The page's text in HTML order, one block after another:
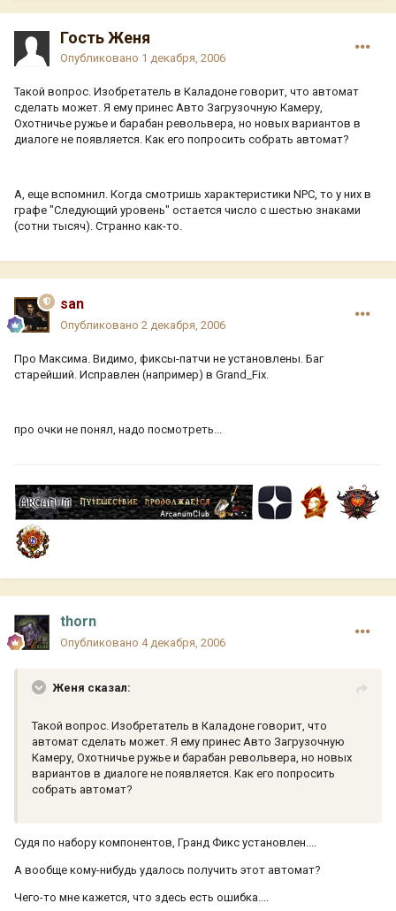
Гость Женя
Опубликовано 1 декабря, 2006
Такой вопрос. Изобретатель в Каладоне говорит, что автомат
сделать может. Я ему принес Авто Загрузочную Камеру,
Охотничье ружье и барабан револьвера, но новых вариантов в
диалоге не появляется. Как его попросить собрать автомат?
А, еще вспомнил. Когда смотришь характеристики NPC, то у них в
графе "Следующий уровень" остается число с шестью знаками
(сотни тысяч). Странно как-то.
san
Опубликовано 2 декабря, 2006
Про Максима. Видимо, фиксы-патчи не установлены. Баг
старейший. Исправлен (например) в Grand_Fix.
про очки не понял, надо посмотреть...
thorn
Опубликовано 4 декабря, 2006
Женя сказал:
Такой вопрос. Изобретатель в Каладоне говорит, что
автомат сделать может. Я ему принес Авто Загрузочную
Камеру, Охотничье ружье и барабан револьвера, но новых
вариантов в диалоге не появляется. Как его попросить
собрать автомат?
Судя по набору компонентов, Гранд Фикс установлен....
А вообще кому-нибудь удалось получить этот автомат?
Чего-то мне кажется, что здесь есть ошибка....